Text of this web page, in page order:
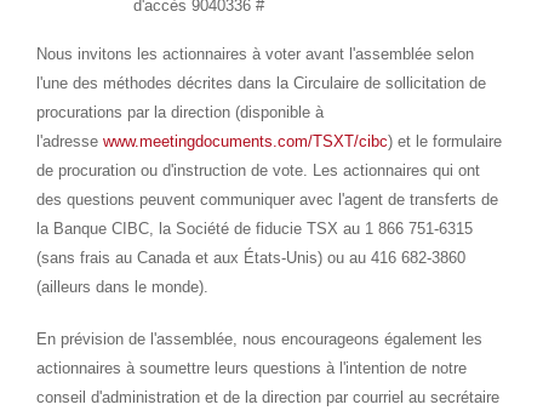
d'accès 9040336 #
Nous invitons les actionnaires à voter avant l'assemblée selon
l'une des méthodes décrites dans la Circulaire de sollicitation de
procurations par la direction (disponible à
l'adressewww.meetingdocuments.com/TSXT/cibc) et le formulaire
de procuration ou d'instruction de vote. Les actionnaires qui ont
des questions peuvent communiquer avec l'agent de transferts de
la Banque CIBC, la Société de fiducie TSX au 1 866 751-6315
(sans frais auCanadaet aux États-Unis) ou au 416 682-3860
(ailleurs dans le monde).
En prévision de l'assemblée, nous encourageons également les
actionnaires à soumettre leurs questions à l'intention de notre
conseil d'administration et de la direction par courriel au secrétaire